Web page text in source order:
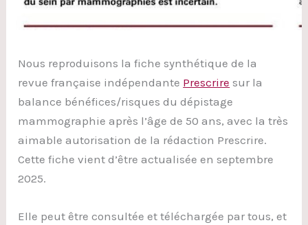
Nous reproduisons la fiche synthétique de la
revue française indépendante Prescrire sur la
balance bénéfices/risques du dépistage
mammographie après l’âge de 50 ans, avec la très
aimable autorisation de la rédaction Prescrire.
Cette fiche vient d’être actualisée en septembre
2025.
Elle peut être consultée et téléchargée par tous, et